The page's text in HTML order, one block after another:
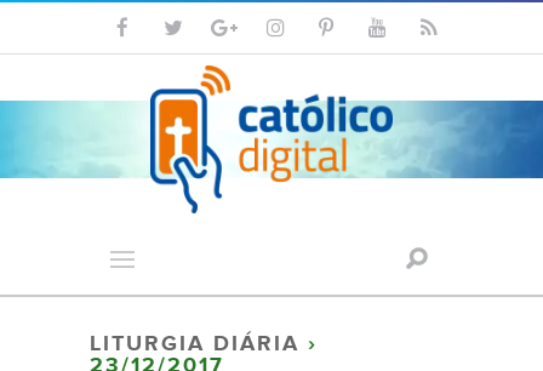
LITURGIA DIÁRIA ›